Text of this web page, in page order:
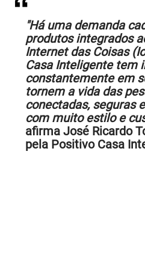
"Há uma demanda
produtos integrados
Internet das Coisas
Casa Inteligente tem
constantemente em
tornem a vida das
conectadas, seguras
com muito estilo e
afirma José Ricardo
pela Positivo Casa